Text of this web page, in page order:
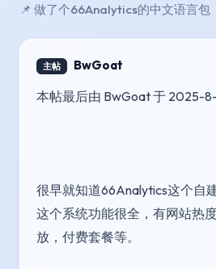
📌 做了个66Analytics的中文语言包
主帖 BwGoat
本帖最后由 BwGoat 于 2025-
很早就知道66Analytics这个自
这个系统功能很全，有网站热
放，付费套餐等。